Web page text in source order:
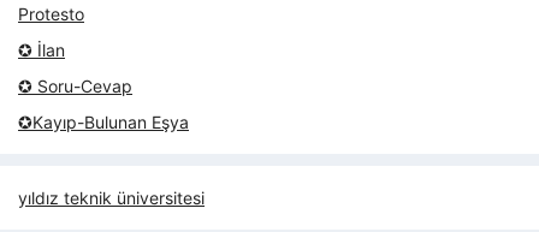
Protesto
✪ İlan
✪ Soru-Cevap
✪Kayıp-Bulunan Eşya
yıldız teknik üniversitesi